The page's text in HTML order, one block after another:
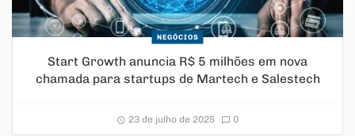
NEGÓCIOS
Start Growth anuncia R$ 5 milhões em nova
chamada para startups de Martech e Salestech
23 de julho de 2025 0